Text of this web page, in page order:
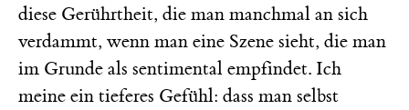
diese Gerührtheit, die man manchmal an sich
verdammt, wenn man eine Szene sieht, die man
im Grunde als sentimental empfindet. Ich
meine ein tieferes Gefühl: dass man selbst